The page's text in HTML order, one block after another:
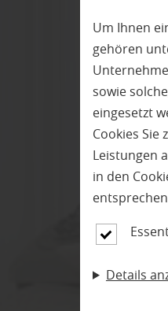
Um Ihnen
gehören
sowie
eingesetzt
Cookies
Leistungen
in den
Details